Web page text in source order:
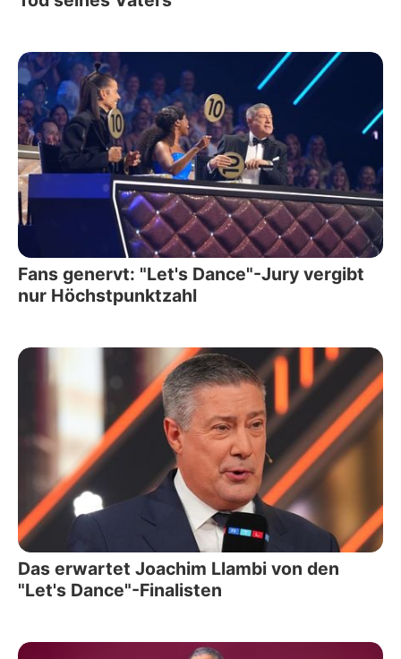
Fans genervt: "Let's Dance"-Jury vergibt
nur Höchstpunktzahl
Das erwartet Joachim Llambi von den
"Let's Dance"-Finalisten